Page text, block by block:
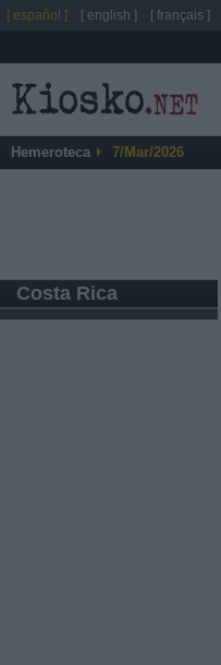
Hemeroteca 7/Mar/2026
Costa Rica
[ español ] [ english ] [ français ]